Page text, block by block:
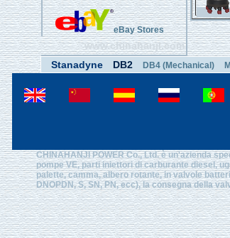
eBay Stores
www.chinahanji.com
Stanadyne DB2 DB4 (Mechanical)
CHINAHANJI POWER Co., Ltd. è un'azienda
pompe VE, parti iniettori di carburante diesel,
palette, camma, albero rotante, in valvole
DNOPDN, S, SN, PN, ecc), la consegna della